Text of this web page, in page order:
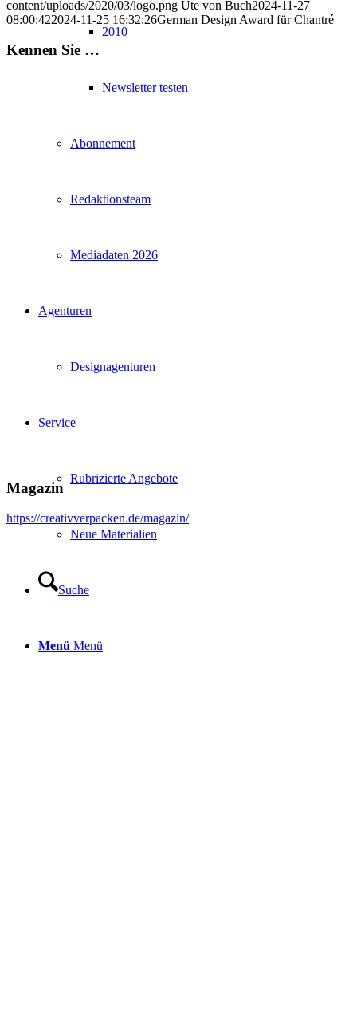
2010
Newsletter testen
Abonnement
Redaktionsteam
Mediadaten 2026
Agenturen
Designagenturen
Service
Rubrizierte Angebote
Neue Materialien
Suche
Menü Menü
content/uploads/2020/03/logo.png Ute von Buch2024-11-27
08:00:422024-11-25 16:32:26German Design Award für Chantré
Kennen Sie …
Magazin
https://creativverpacken.de/magazin/